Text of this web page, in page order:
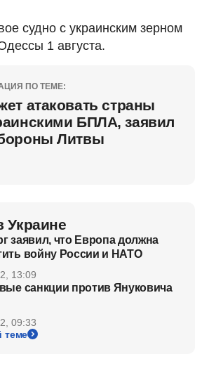
судно с украинским зерном
1 августа.
ПО ТЕМЕ:
атаковать страны
БПЛА, заявил
Литвы
Украине
заявил, что Европа должна
войну России и НАТО
13:09
санкции против Януковича
09:33
теме